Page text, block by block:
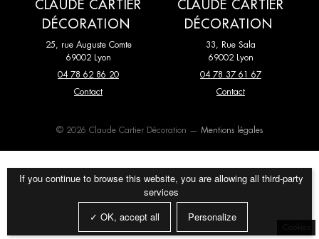
CLAUDE CARTIER
DÉCORATION
25, rue Auguste Comte
69002 Lyon
04 78 62 86 20
Contact
CLAUDE CARTIER
DÉCORATION
33, Rue Sala
69002 Lyon
04 78 37 61 67
Contact
© 2026 Claude Cartier Décoration — Mentions légales
If you continue to browse this website, you are allowing all third-party
services
✓ OK, accept all
Personalize